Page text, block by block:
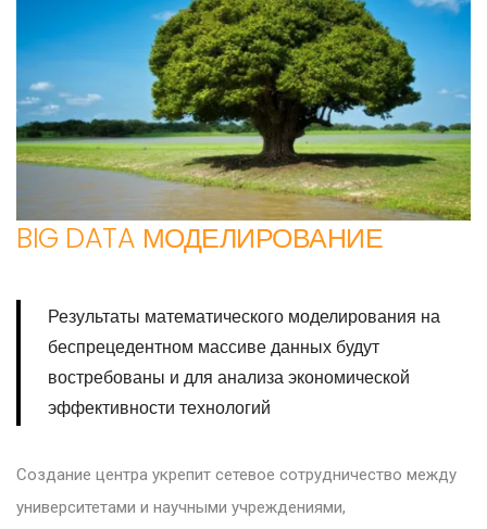
BIG DATA МОДЕЛИРОВАНИЕ
Результаты математического моделирования на
беспрецедентном массиве данных будут
востребованы и для анализа экономической
эффективности технологий
Создание центра укрепит сетевое сотрудничество между
университетами и научными учреждениями,